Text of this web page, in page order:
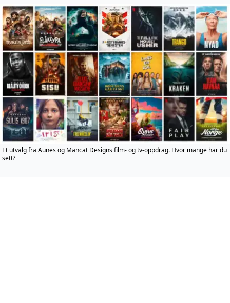
Et utvalg fra Aunes og Mancat Designs film- og tv-oppdrag. Hvor mange har du
sett?